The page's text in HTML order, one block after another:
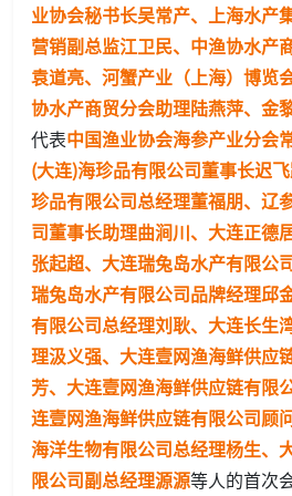
业协会秘书长吴常产、上海水产
营销副总监江卫民、中渔协水产
袁道亮、河蟹产业（上海）博览
协水产商贸分会助理陆燕萍、金
代表中国渔业协会海参产业分会
(大连)海珍品有限公司董事长迟
珍品有限公司总经理董福朋、辽
司董事长助理曲涧川、大连正德
张起超、大连瑞兔岛水产有限公
瑞兔岛水产有限公司品牌经理邱
有限公司总经理刘耿、大连长生
理汲义强、大连壹网渔海鲜供应
芳、大连壹网渔海鲜供应链有限
连壹网渔海鲜供应链有限公司顾
海洋生物有限公司总经理杨生、
限公司副总经理源源等人的首次